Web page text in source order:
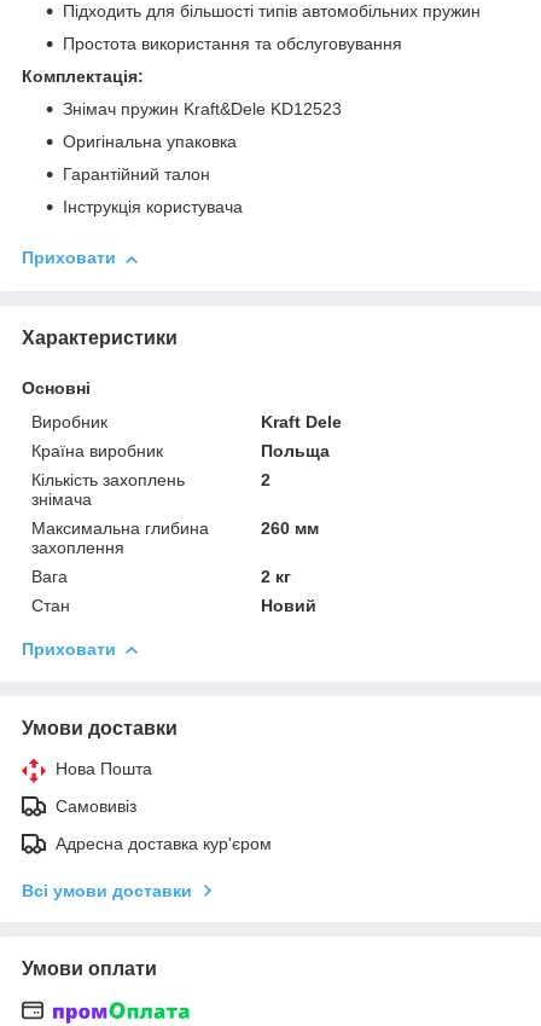
Підходить для більшості типів автомобільних пружин
Простота використання та обслуговування
Комплектація:
Знімач пружин Kraft&Dele KD12523
Оригінальна упаковка
Гарантійний талон
Інструкція користувача
Приховати
Характеристики
Основні
Виробник
Kraft Dele
Країна виробник
Польща
Кількість захоплень
знімача
2
Максимальна глибина
захоплення
260 мм
Вага
2 кг
Стан
Новий
Приховати
Умови доставки
Нова Пошта
Самовивіз
Адресна доставка кур'єром
Всі умови доставки
Умови оплати